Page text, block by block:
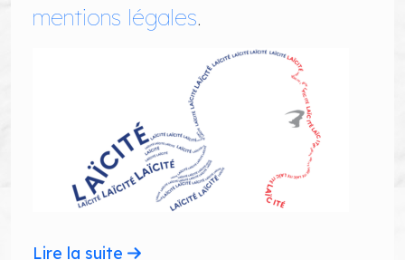
mentions légales.
Lire la suite